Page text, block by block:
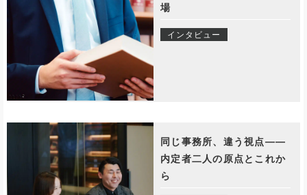
場
インタビュー
同じ事務所、違う視点――
内定者二人の原点とこれか
ら